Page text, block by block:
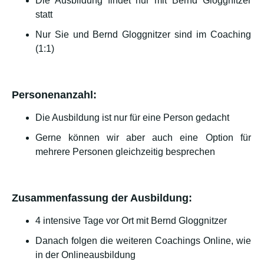
statt
Nur Sie und Bernd Gloggnitzer sind im Coaching
(1:1)
Personenanzahl:
Die Ausbildung ist nur für eine Person gedacht
Gerne können wir aber auch eine Option für
mehrere Personen gleichzeitig besprechen
Zusammenfassung der Ausbildung:
4 intensive Tage vor Ort mit Bernd Gloggnitzer
Danach folgen die weiteren Coachings Online, wie
in der Onlineausbildung